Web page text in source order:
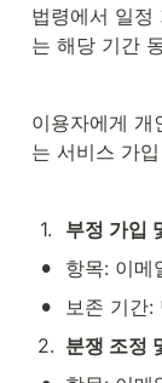
법령에서 일정
는 해당 기간
이용자에게 개
는 서비스 가
1. 부정 가입
• 항목: 이메
•
보존 기간:
2. 분쟁 조정